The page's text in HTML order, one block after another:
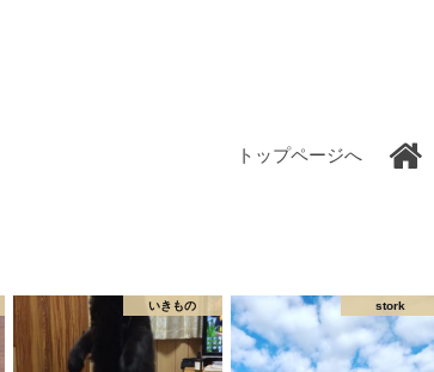
トップページへ
いきもの stork